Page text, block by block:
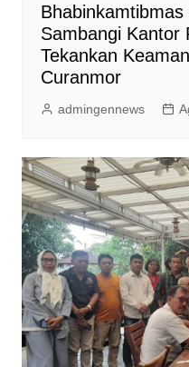
Sambangi Kantor
Tekankan
Curanmor
admingennews